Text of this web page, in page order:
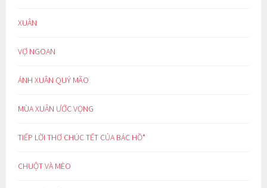
XUÂN
VỢ NGOAN
ÁNH XUÂN QUÝ MÃO
MÙA XUÂN ƯỚC VỌNG
TIẾP LỜI THƠ CHÚC TẾT CỦA BÁC HỒ*
CHUỘT VÀ MÈO